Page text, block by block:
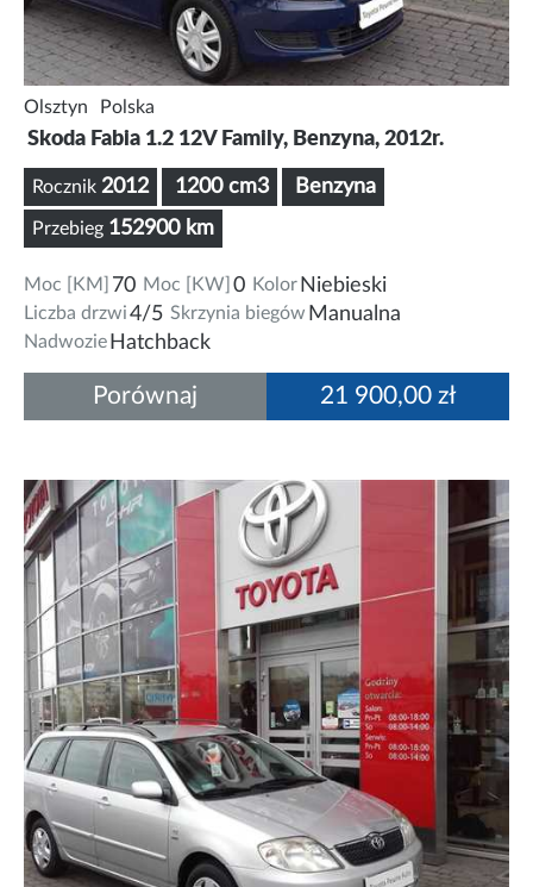
Olsztyn Polska
Skoda Fabia 1.2 12V Family, Benzyna, 2012r.
Rocznik 2012 1200 cm3 Benzyna
Przebieg 152900 km
Moc [KM] 70 Moc [KW] 0 Kolor Niebieski
Liczba drzwi4/5 Skrzynia biegów Manualna
Nadwozie Hatchback
21 900,00 zł
Porównaj